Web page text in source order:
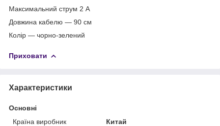
Максимальний струм 2 А
Довжина кабелю — 90 см
Колір — чорно-зелений
Приховати
Характеристики
Основні
Країна виробник
Китай